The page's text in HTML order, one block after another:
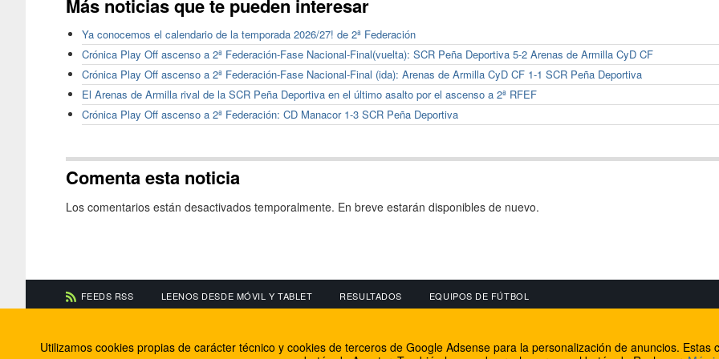
Más noticias que te pueden interesar
Ya conocemos el calendario de la temporada 2026/27! de 2ª Federación
Crónica Play Off ascenso a 2ª Federación-Fase Nacional-Final(vuelta): SCR Peña Deportiva 5-2 Arenas de Armilla CyD CF
Crónica Play Off ascenso a 2ª Federación-Fase Nacional-Final (ida): Arenas de Armilla CyD CF 1-1 SCR Peña Deportiva
El Arenas de Armilla rival de la SCR Peña Deportiva en el último asalto por el ascenso a 2ª RFEF
Crónica Play Off ascenso a 2ª Federación: CD Manacor 1-3 SCR Peña Deportiva
Comenta esta noticia
Los comentarios están desactivados temporalmente. En breve estarán disponibles de nuevo.
FEEDS RSS LEENOS DESDE MÓVIL Y TABLET RESULTADOS EQUIPOS DE FÚTBOL
Información de contacto
El equipo de FútbolBalear
Facebook
Internet Rural
Utilizamos cookies propias de carácter técnico y cookies de terceros de Google Adsense para la personalización de anuncios.